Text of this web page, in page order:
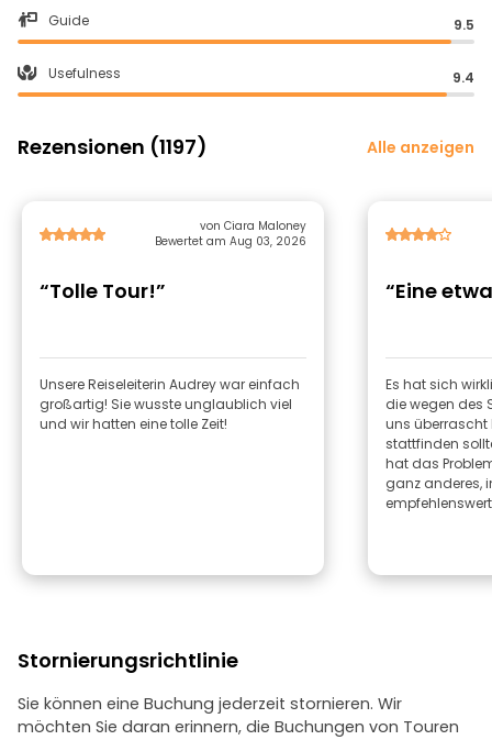
Guide 9.5
Usefulness 9.4
Rezensionen (1197) Alle anzeigen
von Ciara Maloney
Bewertet am Aug 03, 2026
“Tolle Tour!”
Unsere Reiseleiterin Audrey war einfach
großartig! Sie wusste unglaublich viel
und wir hatten eine tolle Zeit!
“Eine
Es hat sich
die wegen des
uns
stattfinden
hat das Problem
ganz anderes,
empfehlenswert
Stornierungsrichtlinie
Sie können eine Buchung jederzeit stornieren. Wir
möchten Sie daran erinnern, die Buchungen von Touren